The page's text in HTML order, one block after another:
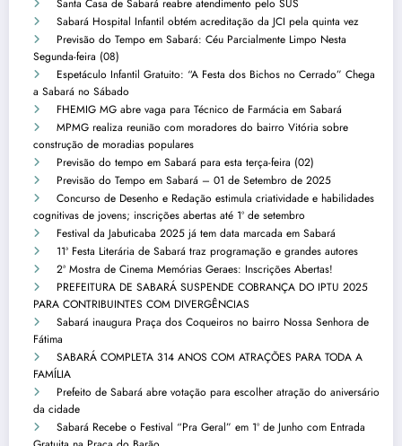
Santa Casa de Sabará reabre atendimento pelo SUS
Sabará Hospital Infantil obtém acreditação da JCI pela quinta vez
Previsão do Tempo em Sabará: Céu Parcialmente Limpo Nesta
Segunda-feira (08)
Espetáculo Infantil Gratuito: “A Festa dos Bichos no Cerrado” Chega
a Sabará no Sábado
FHEMIG MG abre vaga para Técnico de Farmácia em Sabará
MPMG realiza reunião com moradores do bairro Vitória sobre
construção de moradias populares
Previsão do tempo em Sabará para esta terça-feira (02)
Previsão do Tempo em Sabará – 01 de Setembro de 2025
Concurso de Desenho e Redação estimula criatividade e habilidades
cognitivas de jovens; inscrições abertas até 1º de setembro
Festival da Jabuticaba 2025 já tem data marcada em Sabará
11ª Festa Literária de Sabará traz programação e grandes autores
2ª Mostra de Cinema Memórias Geraes: Inscrições Abertas!
PREFEITURA DE SABARÁ SUSPENDE COBRANÇA DO IPTU 2025
PARA CONTRIBUINTES COM DIVERGÊNCIAS
Sabará inaugura Praça dos Coqueiros no bairro Nossa Senhora de
Fátima
SABARÁ COMPLETA 314 ANOS COM ATRAÇÕES PARA TODA A
FAMÍLIA
Prefeito de Sabará abre votação para escolher atração do aniversário
da cidade
Sabará Recebe o Festival “Pra Geral” em 1º de Junho com Entrada